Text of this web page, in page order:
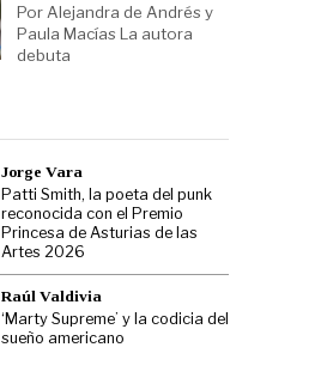
Por Alejandra de Andrés y
Paula Macías La autora
debuta
Jorge Vara
Patti Smith, la poeta del punk
reconocida con el Premio
Princesa de Asturias de las
Artes 2026
Raúl Valdivia
‘Marty Supreme’ y la codicia del
sueño americano